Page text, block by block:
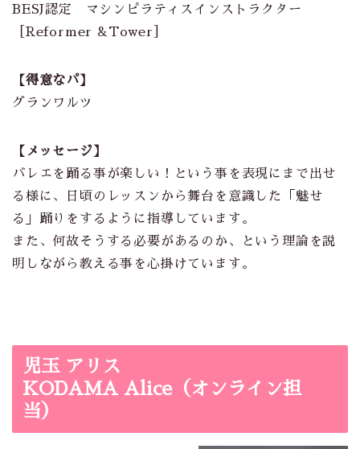
BESJ認定 マシンピラティスインストラクター
［Reformer &Tower］
【得意なパ】
グランワルツ
【メッセージ】
バレエを踊る事が楽しい！という事を表現にまで出せ
る様に、日頃のレッスンから舞台を意識した「魅せ
る」踊りをするように指導しています。
また、何故そうする必要があるのか、という理論を説
明しながら教える事を心掛けています。
児玉 アリス
KODAMA Alice（オンライン担
当）